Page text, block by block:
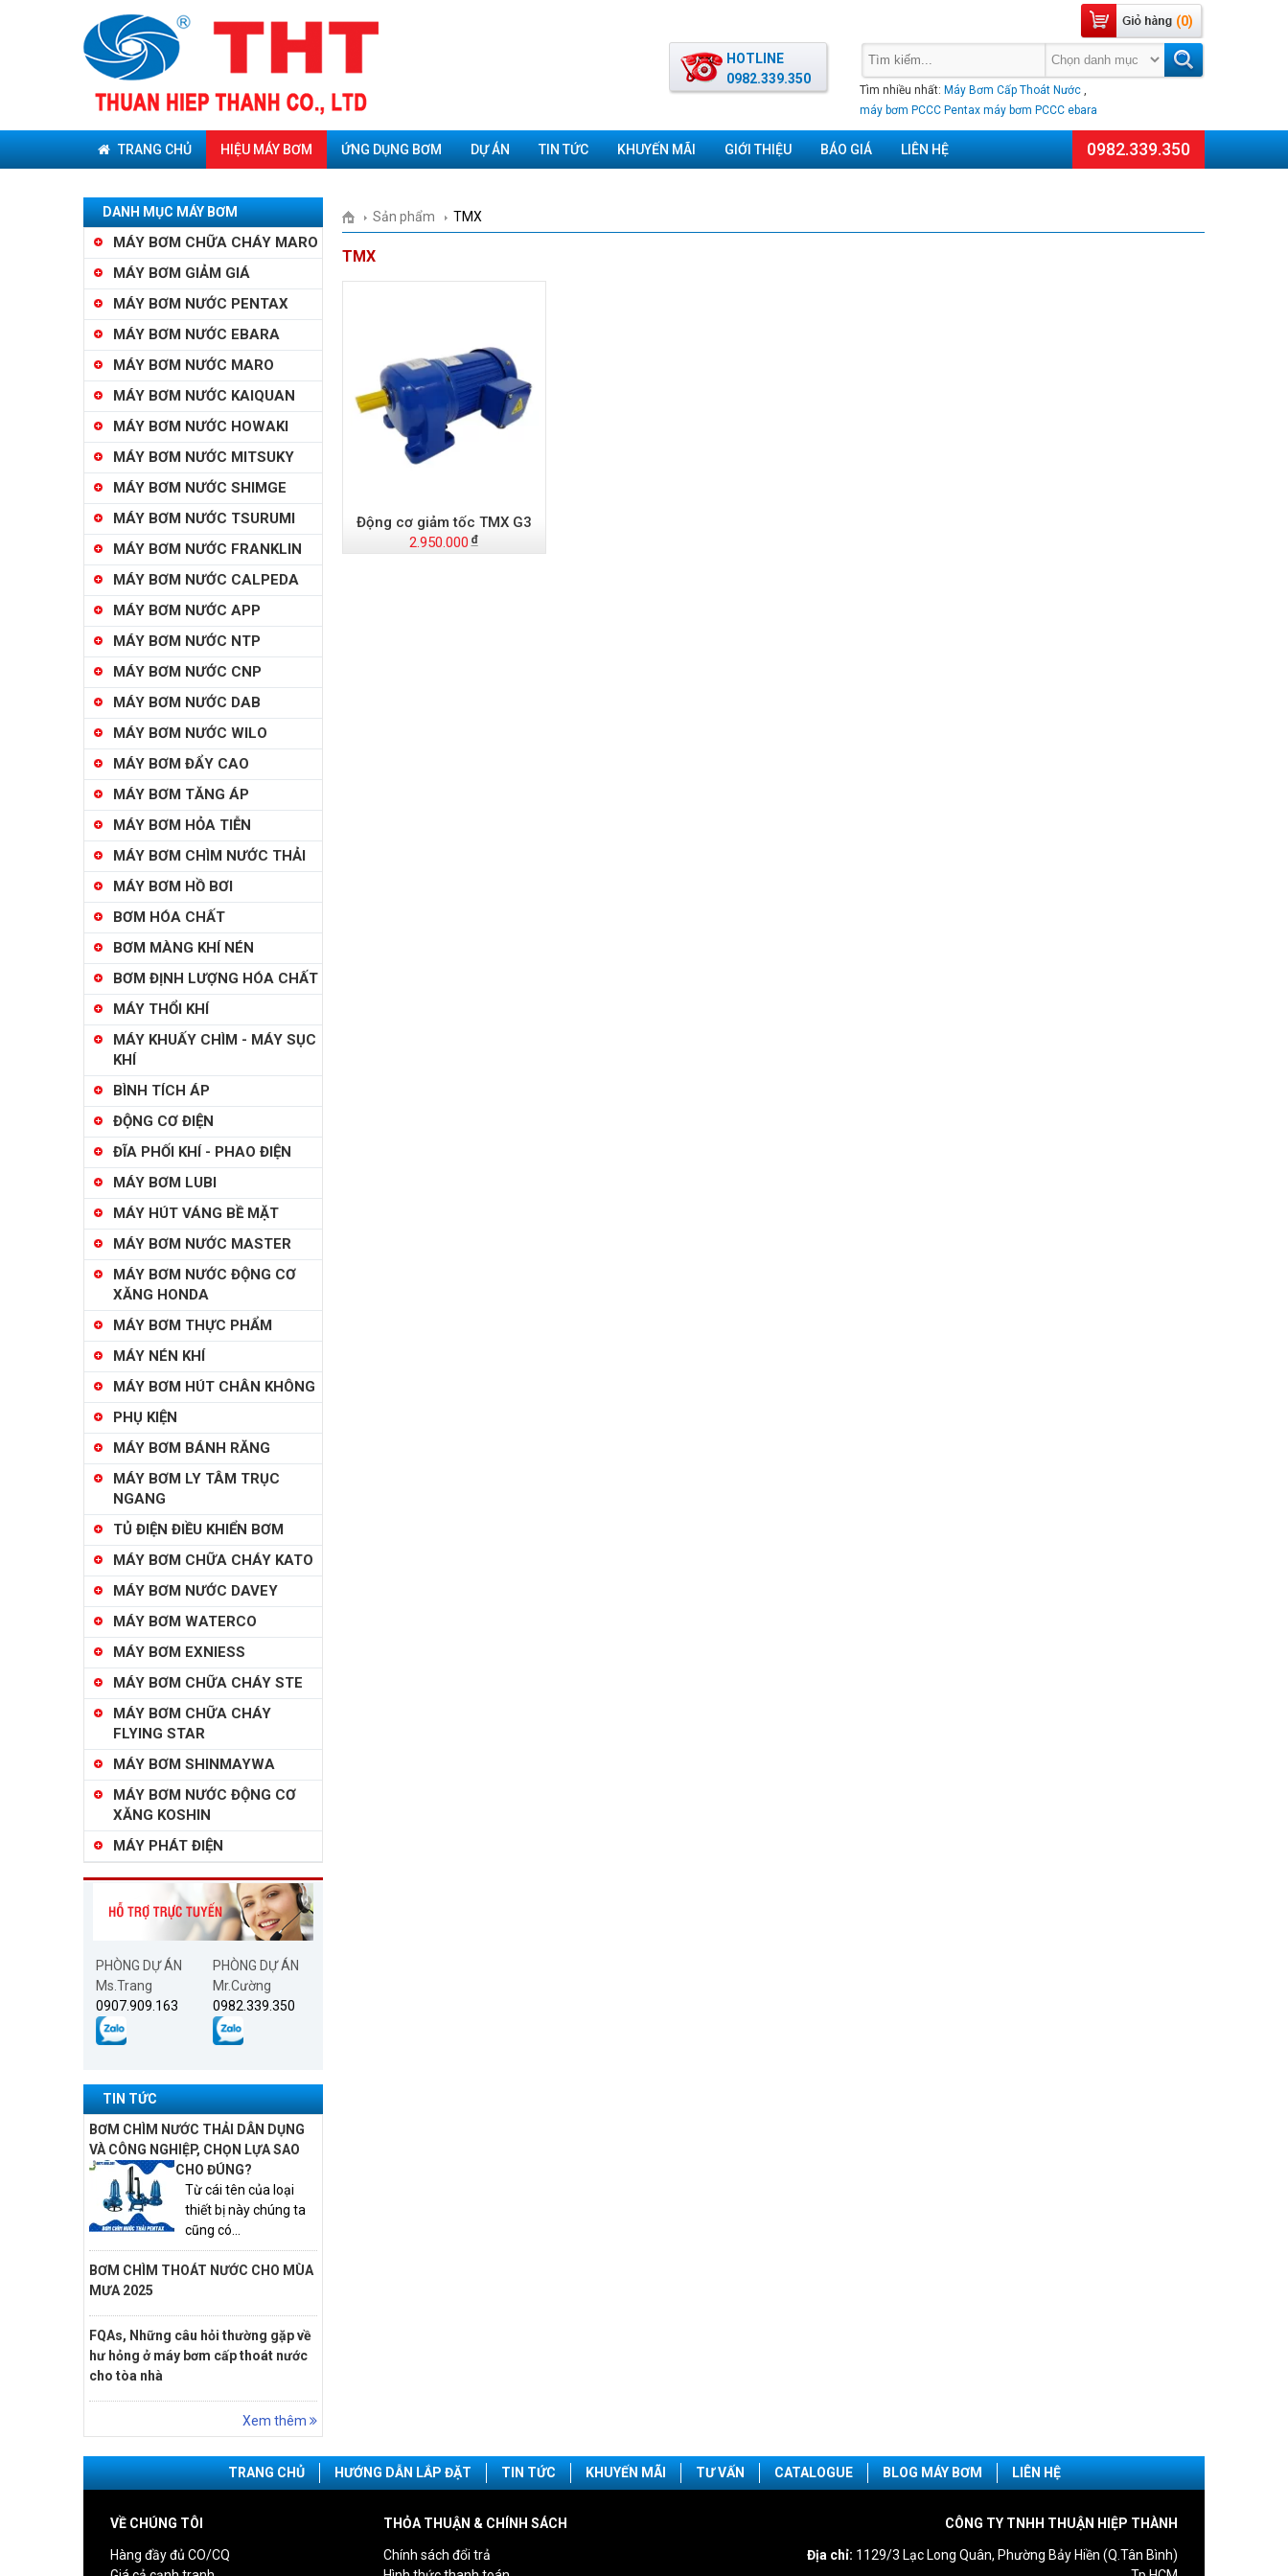
(0)
Tìm nhiều nhất: Máy Bơm Cấp Thoát Nước ,
máy bơm PCCC Pentax máy bơm PCCC ebara
HOTLINE
0982.339.350
TRANG CHỦ HIỆU MÁY BƠM ỨNG DỤNG BƠM DỰ ÁN TIN TỨC KHUYẾN MÃI GIỚI THIỆU BÁO GIÁ LIÊN HỆ 0982.339.350
DANH MỤC MÁY BƠM
MÁY BƠM CHỮA CHÁY MARO
MÁY BƠM GIẢM GIÁ
MÁY BƠM NƯỚC PENTAX
MÁY BƠM NƯỚC EBARA
MÁY BƠM NƯỚC MARO
MÁY BƠM NƯỚC KAIQUAN
MÁY BƠM NƯỚC HOWAKI
MÁY BƠM NƯỚC MITSUKY
MÁY BƠM NƯỚC SHIMGE
MÁY BƠM NƯỚC TSURUMI
MÁY BƠM NƯỚC FRANKLIN
MÁY BƠM NƯỚC CALPEDA
MÁY BƠM NƯỚC APP
MÁY BƠM NƯỚC NTP
MÁY BƠM NƯỚC CNP
MÁY BƠM NƯỚC DAB
MÁY BƠM NƯỚC WILO
MÁY BƠM ĐẨY CAO
MÁY BƠM TĂNG ÁP
MÁY BƠM HỎA TIỄN
MÁY BƠM CHÌM NƯỚC THẢI
MÁY BƠM HỒ BƠI
BƠM HÓA CHẤT
BƠM MÀNG KHÍ NÉN
BƠM ĐỊNH LƯỢNG HÓA CHẤT
MÁY THỔI KHÍ
MÁY KHUẤY CHÌM - MÁY SỤC
KHÍ
BÌNH TÍCH ÁP
ĐỘNG CƠ ĐIỆN
ĐĨA PHỐI KHÍ - PHAO ĐIỆN
MÁY BƠM LUBI
MÁY HÚT VÁNG BỀ MẶT
MÁY BƠM NƯỚC MASTER
MÁY BƠM NƯỚC ĐỘNG CƠ
XĂNG HONDA
MÁY BƠM THỰC PHẨM
MÁY NÉN KHÍ
MÁY BƠM HÚT CHÂN KHÔNG
PHỤ KIỆN
MÁY BƠM BÁNH RĂNG
MÁY BƠM LY TÂM TRỤC
NGANG
TỦ ĐIỆN ĐIỀU KHIỂN BƠM
MÁY BƠM CHỮA CHÁY KATO
MÁY BƠM NƯỚC DAVEY
MÁY BƠM WATERCO
MÁY BƠM EXNIESS
MÁY BƠM CHỮA CHÁY STE
MÁY BƠM CHỮA CHÁY
FLYING STAR
MÁY BƠM SHINMAYWA
MÁY BƠM NƯỚC ĐỘNG CƠ
XĂNG KOSHIN
MÁY PHÁT ĐIỆN
PHÒNG DỰ ÁN
Ms.Trang
0907.909.163
PHÒNG DỰ ÁN
Mr.Cường
0982.339.350
TIN TỨC
BƠM CHÌM NƯỚC THẢI DÂN DỤNG
VÀ CÔNG NGHIỆP, CHỌN LỰA SAO
CHO ĐÚNG?
Từ cái tên của loại
thiết bị này chúng ta
cũng có...
BƠM CHÌM THOÁT NƯỚC CHO MÙA
MƯA 2025
FQAs, Những câu hỏi thường gặp về
hư hỏng ở máy bơm cấp thoát nước
cho tòa nhà
Xem thêm
Sản phẩm TMX
TMX
Động cơ giảm tốc TMX G3
2.950.000
TRANG CHỦ HƯỚNG DẪN LẮP ĐẶT TIN TỨC KHUYẾN MÃI TƯ VẤN CATALOGUE BLOG MÁY BƠM LIÊN HỆ
VỀ CHÚNG TÔI
Hàng đầy đủ CO/CQ
THỎA THUẬN & CHÍNH SÁCH
Chính sách đổi trả
CÔNG TY TNHH THUẬN HIỆP THÀNH
Địa chỉ: 1129/3 Lạc Long Quân, Phường Bảy Hiền (Q.Tân Bình)